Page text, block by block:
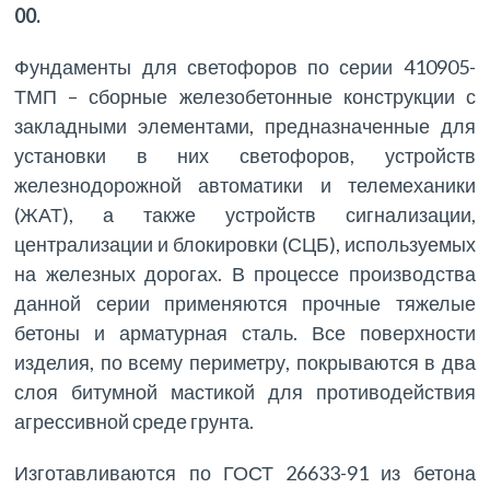
00.
Фундаменты для светофоров по серии 410905-
ТМП – сборные железобетонные конструкции с
закладными элементами, предназначенные для
установки в них светофоров, устройств
железнодорожной автоматики и телемеханики
(ЖАТ), а также устройств сигнализации,
централизации и блокировки (СЦБ), используемых
на железных дорогах. В процессе производства
данной серии применяются прочные тяжелые
бетоны и арматурная сталь. Все поверхности
изделия, по всему периметру, покрываются в два
слоя битумной мастикой для противодействия
агрессивной среде грунта.
Изготавливаются по ГОСТ 26633-91 из бетона